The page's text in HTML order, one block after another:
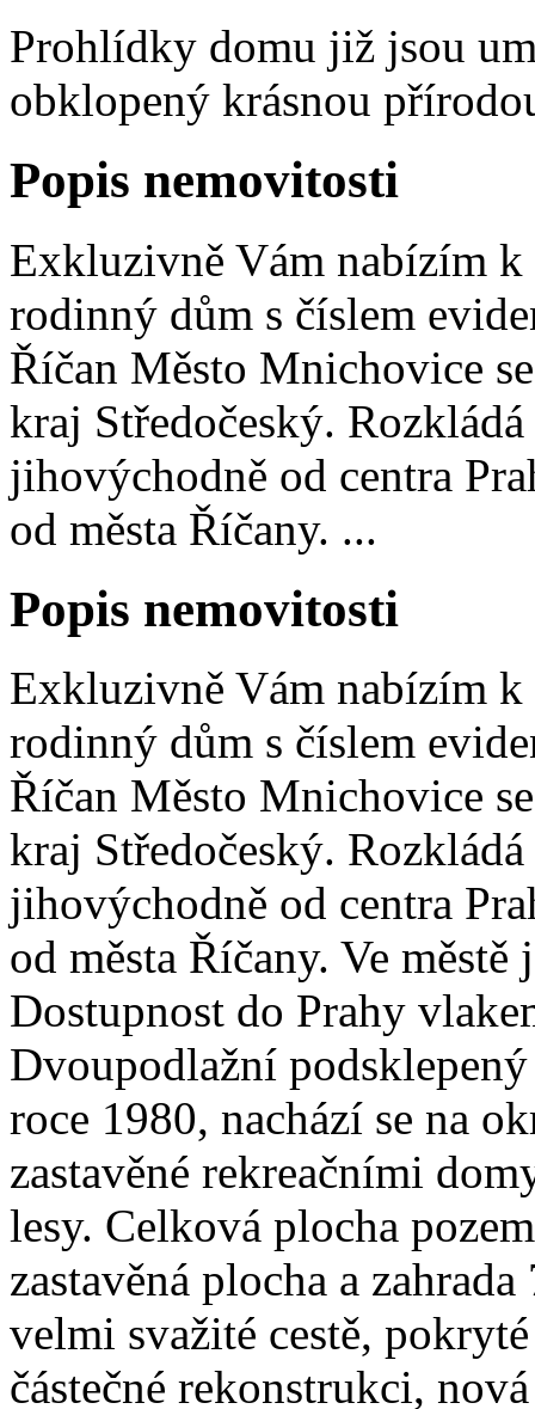
Prohlídky domu již jsou
obklopený krásnou
Popis nemovitosti
Exkluzivně Vám nabízím
rodinný dům s číslem
Říčan Město Mnichovice
kraj Středočeský.
jihovýchodně od centra
od města Říčany. ...
Popis nemovitosti
Exkluzivně Vám nabízím
rodinný dům s číslem
Říčan Město Mnichovice
kraj Středočeský.
jihovýchodně od centra
od města Říčany. Ve
Dostupnost do Prahy
Dvoupodlažní
roce 1980, nachází se na
zastavěné rekreačními
lesy. Celková plocha
zastavěná plocha a
velmi svažité cestě,
částečné rekonstrukci,